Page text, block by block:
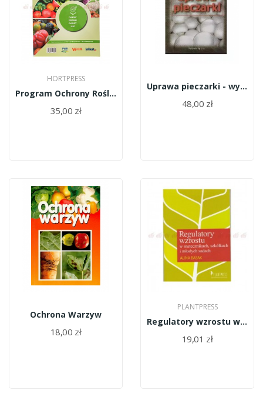
HORTPRESS
Program Ochrony Roślin Warzywnych
35,00 zł
Uprawa pieczarki - wydanie II
48,00 zł
Ochrona Warzyw
18,00 zł
PLANTPRESS
Regulatory wzrostu w matecznikach, szkółkach i...
19,01 zł